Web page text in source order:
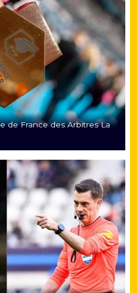
de France des Arbitres La